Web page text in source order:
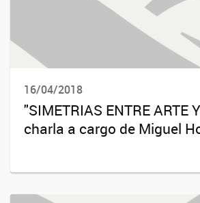
16/04/2018
"SIMETRIAS ENTRE ARTE
charla a cargo de Miguel